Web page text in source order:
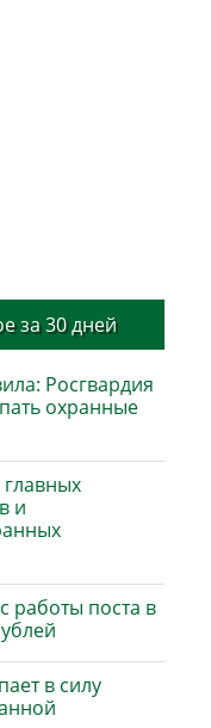
за 30 дней
Росгвардия
охранные
и
работы поста в
в силу